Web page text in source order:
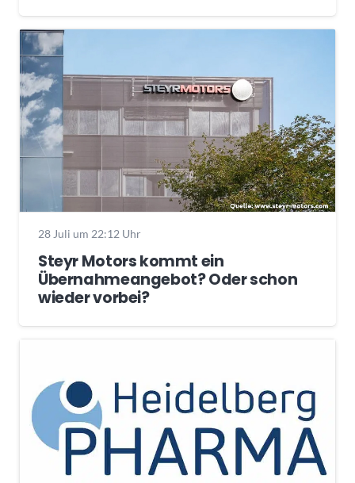
28 Juli um 22:12 Uhr
Steyr Motors kommt ein
Übernahmeangebot? Oder schon
wieder vorbei?